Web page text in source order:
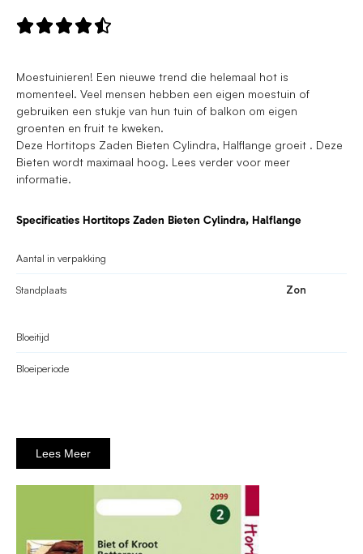

Moestuinieren! Een nieuwe trend die helemaal hot is
momenteel. Veel mensen hebben een eigen moestuin of
gebruiken een stukje van hun tuin of balkon om eigen
groenten en fruit te kweken.
Deze Hortitops Zaden Bieten Cylindra, Halflange groeit . Deze
Bieten wordt maximaal hoog. Lees verder voor meer
informatie.
Specificaties Hortitops Zaden Bieten Cylindra, Halflange
Aantal in verpakking
Standplaats Zon
Bloeitijd
Bloeiperiode
Lees Meer